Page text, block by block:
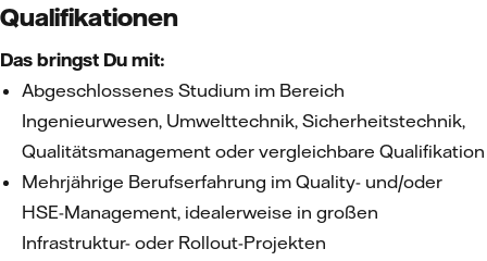
Qualifikationen
Das bringst Du mit:
Abgeschlossenes Studium im Bereich
Ingenieurwesen, Umwelttechnik, Sicherheitstechnik,
Qualitätsmanagement oder vergleichbare Qualifikation
Mehrjährige Berufserfahrung im Quality- und/oder
HSE-Management, idealerweise in großen
Infrastruktur- oder Rollout-Projekten